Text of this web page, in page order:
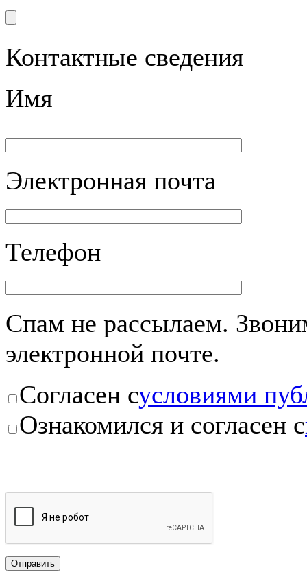
Контактные сведения
Имя
Электронная почта
Телефон
Спам не рассылаем.
электронной почте.
Согласен сусловиями
Ознакомился и согласен с